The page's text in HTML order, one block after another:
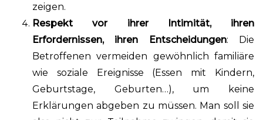
zeigen.
Respekt vor ihrer Intimität, ihren
Erfordernissen, ihren Entscheidungen: Die
Betroffenen vermeiden gewöhnlich familiäre
wie soziale Ereignisse (Essen mit Kindern,
Geburtstage, Geburten…), um keine
Erklärungen abgeben zu müssen. Man soll sie